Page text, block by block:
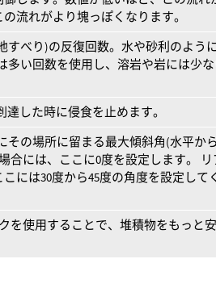
流れがより塊っぽくなります。
すべり)の反復回数。水や砂利のよう
多い回数を使用し、溶岩や岩には少
した時に侵食を止めます。
その場所に留まる最大傾斜角(水平か
合には、ここに0度を設定します。 リ
には30度から45度の角度を設定して
を使用することで、堆積物をもっと